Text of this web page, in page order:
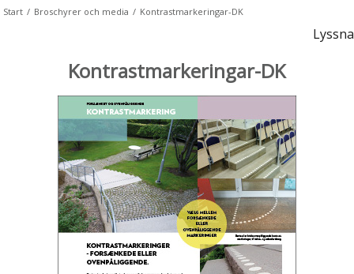
Start / Broschyrer och media / Kontrastmarkeringar-DK
Lyssna
Kontrastmarkeringar-DK